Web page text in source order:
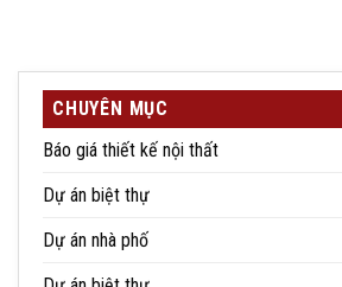
CHUYÊN MỤC
Báo giá thiết kế nội thất
Dự án biệt thự
Dự án nhà phố